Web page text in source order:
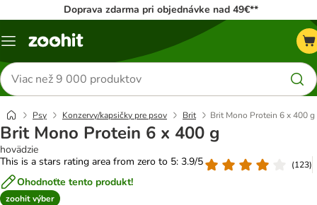
Doprava zdarma pri objednávke nad 49€**
Kategórie
Hľadať
produkty
Psy Konzervy/kapsičky pre psov Brit Brit Mono Protein 6 x 400 g
Brit Mono Protein 6 x 400 g
hovädzie
This is a stars rating area from zero to 5: 3.9/5
(123)
Ohodnoťte tento produkt!
zoohit výber